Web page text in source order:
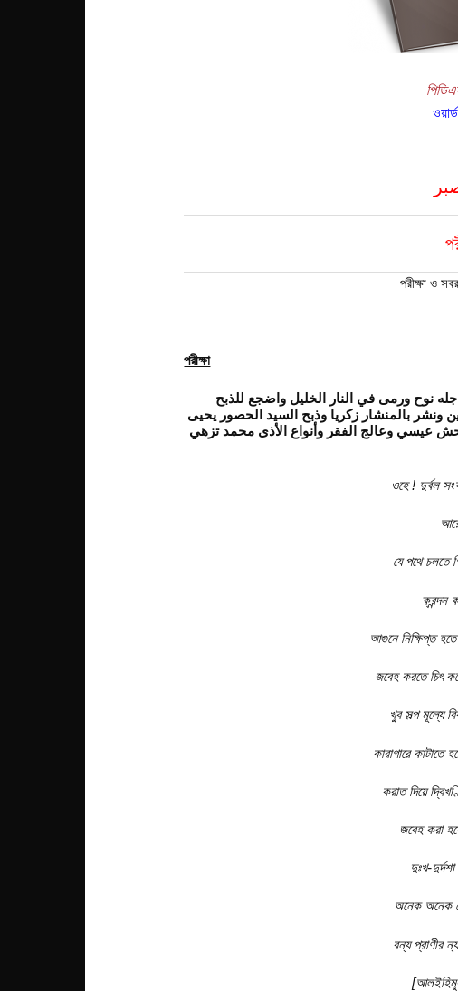
পরীক্ষা ও
পরীক্ষা
نوح ورمى في النار الخليل واضجع للذبح
بالمنشار زكريا وذبح السيد الحصور يحيى
عيسي وعالج الفقر وأنواع الأذى محمد تزهي
ওহে ! দুর্বল
যে পথে চলতে
ক্রন্দন
আগুনে নিক্ষিপ্ত
জবেহ করতে চিৎ
খুব সল্প মূল্যে
কারাগারে কাটাতে
করাত দিয়ে
জবেহ করা
দুঃখ-
অনেক অনেক
বন্য প্রাণীর
[